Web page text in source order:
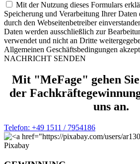
Mit der Nutzung dieses Formulars
Speicherung und Verarbeitung Ihrer Daten
durch den Webseitenbetreiber
Daten werden ausschließlich zur
verwendet und nicht an Dritte
Allgemeinen Geschäftsbedingungen
NACHRICHT SENDEN
Mit "MeFage" gehen
der
uns an.
Telefon: +49 1511 / 7954186